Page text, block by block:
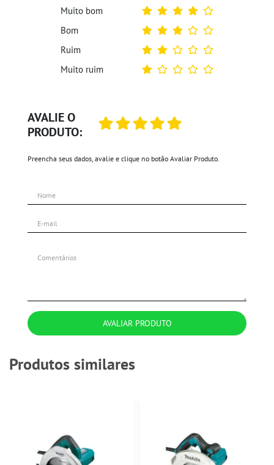
AVALIE O
PRODUTO:
Preencha seus dados, avalie e clique no botão Avaliar Produto.
AVALIAR PRODUTO
Muito bom
Bom
Ruim
Muito ruim
Produtos similares